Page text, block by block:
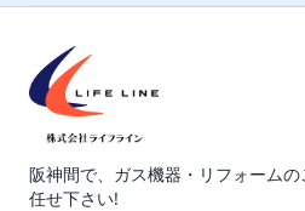
阪神間で、ガス機器・リフォーム
任せ下さい!